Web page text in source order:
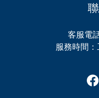
客服電
服務時間